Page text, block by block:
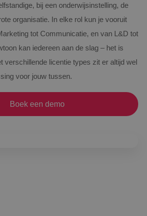
bij een onderwijsinstelling, de
organisatie. In elke rol kun je vooruit
tot Communicatie, en van L&D tot
kan iedereen aan de slag – het is
verschillende licentie types zit er altijd wel
voor jouw tussen.
Boek een demo